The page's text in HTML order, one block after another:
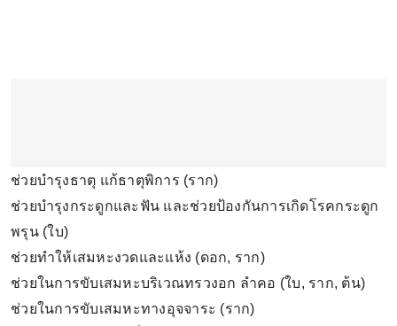
ช่วยบำรุงธาตุ แก้ธาตุพิการ (ราก)
ช่วยบำรุงกระดูกและฟัน และช่วยป้องกันการเกิดโรคกระดูก
พรุน (ใบ)
ช่วยทำให้เสมหะงวดและแห้ง (ดอก, ราก)
ช่วยในการขับเสมหะบริเวณทรวงอก ลำคอ (ใบ, ราก, ต้น)
ช่วยในการขับเสมหะทางอุจจาระ (ราก)